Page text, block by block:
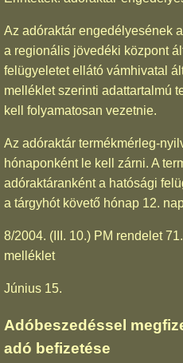
Az adóraktár engedélyesének
a regionális jövedéki központ
felügyeletet ellátó vámhivatal
melléklet szerinti adattartalmú
kell folyamatosan vezetnie.
Az adóraktár termékmérleg-
hónaponként le kell zárni. A
adóraktáranként a hatósági
a tárgyhót követő hónap 12.
8/2004. (III. 10.) PM rendelet
melléklet
Június 15.
Adóbeszedéssel
adó befizetése